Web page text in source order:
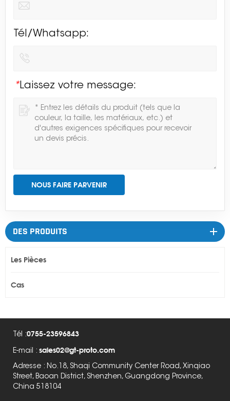
Tél/Whatsapp:
*Laissez votre message:
NOUS FAIRE PARVENIR
DES PRODUITS
Les Pièces
Cas
Tél :0755-23596843
E-mail : sales02@gt-proto.com
Adresse : No.18, Shaqi Community Center Road, Xinqiao
Street, Baoan District, Shenzhen, Guangdong Province,
China 518104